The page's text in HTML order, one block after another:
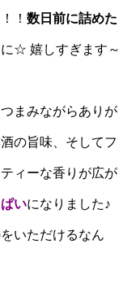
！ 数日前に詰めた
☆ 嬉しすぎます～
まみながらありが
の旨味、そしてフ
ィーな香りが広が
いになりました♪
いただけるなん